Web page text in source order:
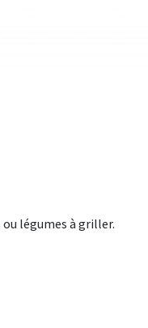
légumes à griller.